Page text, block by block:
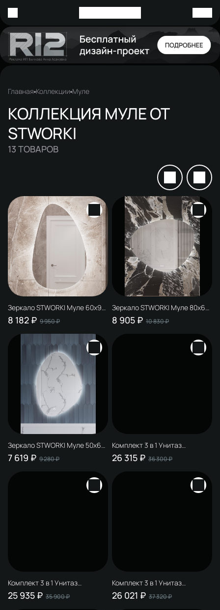
Главная Коллекции Муле
КОЛЛЕКЦИЯ МУЛЕ ОТ
STWORKI
13 ТОВАРОВ
Зеркало STWORKI Муле 60x95
c подсветкой, с регулировкой
яркости подсветки,
влагозащитное, сенсорное
8 182 ₽ 9 950 ₽
Зеркало STWORKI Муле 80x65
см, c подсветкой в ванную, с
подогревом, с регулировкой
влагозащитное, сенсорное
8 905 ₽ 10 830 ₽
Зеркало STWORKI Муле 50x60
c подсветкой, с подогревом, с
регулировкой яркости,
7 619 ₽ 9 280 ₽
Комплект 3 в 1 Унитаз
подвесной STWORKI Муле
HDC510NWH + Инсталляция
500472 цвет глянцевый хром
26 315 ₽ 36 300 ₽
Комплект 3 в 1 Унитаз
подвесной STWORKI Муле
HDC510NWH + Инсталляция
25 935 ₽ 35 900 ₽
Комплект 3 в 1 Унитаз
подвесной STWORKI Муле
HDC510NWH + Инсталляция
26 021 ₽ 37 320 ₽